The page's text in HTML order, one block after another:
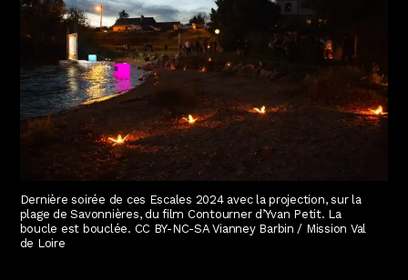
Dernière soirée de ces Escales 2024 avec la projection, sur la
plage de Savonnières, du film Contourner d’Yvan Petit. La
boucle est bouclée. CC BY-NC-SA Vianney Barbin / Mission Val
de Loire